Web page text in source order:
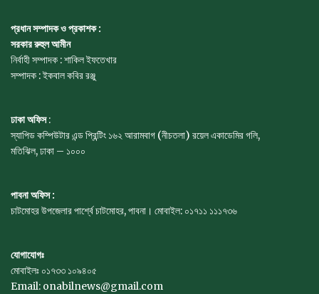
প্রধান সম্পাদক ও প্রকাশক :
সরকার রুহুল আমীন
নির্বাহী সম্পাদক : শাকিল ইফতেখার
সম্পাদক : ইকবাল কবির রঞ্জু
ঢাকা অফিস:
স্যাপিড কম্পিউটার এন্ড প্রিন্টিং ১৬২ আরামবাগ (নীচতলা) রয়েল একাডেমির গলি,
মতিঝিল, ঢাকা – ১০০০
পাবনা অফিস :
চাটমোহর উপজেলার পার্শ্বে চাটমোহর, পাবনা। মোবাইল: ০১৭১১ ১১১৭৩৬
যোগাযোগঃ
মোবাইলঃ ০১৭৩৩ ১০৯৪০৫
Email: onabilnews@gmail.com